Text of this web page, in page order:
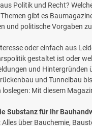
Politik und Recht?
gibt es
und politische Vorgaben
oder einfach aus
gestaltet ist oder
und
und Tunnelbau
Mit diesem
Substanz für Ihr
über Bauchemie,